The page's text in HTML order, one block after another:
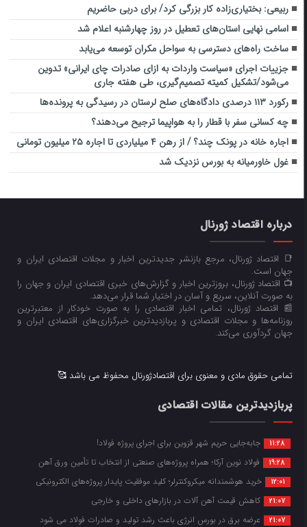
ربیعی: بختیاری‌زاده کار بزرگی کرد/ برای دربی حاضریم
اسامی نهایی استان‌های تعطیل در روز چهارشنبه اعلام شد
ساخت راه‌های دسترسی به سواحل مکران توسعه می‌یابد
جزییات اجرای «سیاست واردات به ازای صادرات چای ایرانی» تدوین
می‌شود/تشکیل کمیته تصمیم‌گیری، طی هفته جاری
رکورد ۱۱۳ درصدی دادگاه‌های صلح لرستان در رسیدگی به پرونده‌ها
چه کسانی سفر با قطار را به هواپیما ترجیح می‌دهند؟
اجاره خانه در پونک چند؟ / از رهن ۴ میلیاردی تا اجاره ۲۵ میلیون تومانی
غول خاورمیانه به بورس نزدیک شد
درباره اقتصاد ژورنال
📑 اقتصاد ژورنال، مرجع بازنشر جدیدترین اخبار و مجلات اقتصادی ایران و
جهان است.
📺 اقتصاد ژورنال، بروزترین اخبار و گزارش‌های خبری اقتصادی ایران و جهان را
به صورت آنلاین، سریع و آسان در اختیار شما قرار می‌‌دهد.
📰 اقتصاد ژورنال، تمامی اخبار اقتصادی را به صورت خودکار از معتبرترین
روزنامه‌ها و مجلات اقتصادی و پربازدیدترین خبرگزاری‌های اقتصادی ایران و
جهان گردآوری می‌کند.
تمامی حقوق مادی و معنوی برای اقتصادژورنال محفوظ می باشد 🥰
پربازدیدترین مقالات اقتصادی
11:28 جابه‌جایی حریم شهر قزوین برای اجرای پروژه فولاد!
19:28 فولاد نوین آرکا؛ همراه پروژه‌های صنعتی از انتخاب تا تأمین ورق آهن
12:01 خرید هوشمندانه میکروکنترلر؛ کلید موفقیت پایدار پروژه‌های الکترونیکی
21:07 کاهش قیمت آهن آلات در بازارهای داخلی و خارجی
21:07 عرضه برق در بورس انرژی باعث رشد تولید و صادرات فولاد می شود